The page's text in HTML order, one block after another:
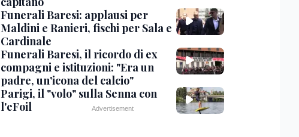
Funerali Baresi: applausi per
Maldini e Ranieri, fischi per Sala e
Cardinale
Funerali Baresi, il ricordo di ex
compagni e istituzioni: "Era un
padre, un'icona del calcio"
Parigi, il "volo" sulla Senna con
l'eFoil